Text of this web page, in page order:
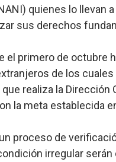
quienes lo llevan
sus derechos
el primero de octubre
de los
realiza la Dirección
la meta establecida
proceso de
irregular